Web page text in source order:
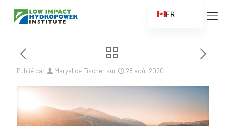
Publié par Maryalice Fischer sur 28 août 2020
FR